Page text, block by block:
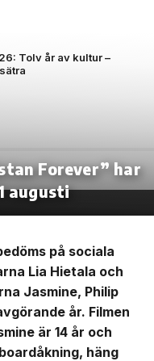
Tolv år av kultur –
Forever” har
augusti
på sociala
Lia Hietala och
Jasmine, Philip
år. Filmen
är 14 år och
häng